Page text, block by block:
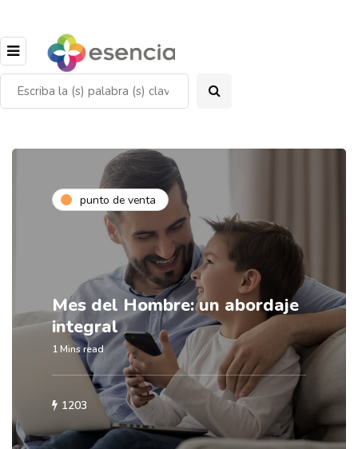
punto de venta
Mes del Hombre: un abordaje
integral
1 Mins read
1203